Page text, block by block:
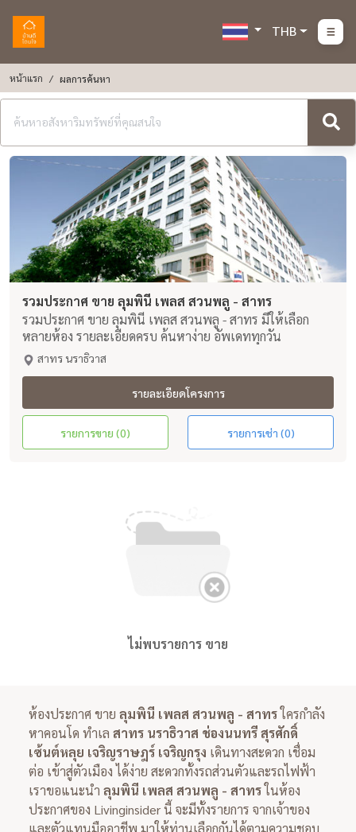
THB
หน้าแรก ผลการค้นหา
รวมประกาศ ขาย ลุมพินี เพลส สวนพลู - สาทร
รวมประกาศ ขาย ลุมพินี เพลส สวนพลู - สาทร มีให้เลือก
หลายห้อง รายละเอียดครบ ค้นหาง่าย อัพเดททุกวัน
สาทร นราธิวาส
รายละเอียดโครงการ
รายการขาย (0) รายการเช่า (0)
ไม่พบรายการ ขาย
ห้องประกาศ ขาย ลุมพินี เพลส สวนพลู - สาทรใครกำลัง
หาคอนโด ทำเล สาทร นราธิวาส ช่องนนทรี สุรศักดิ์
เซ้นต์หลุย เจริญราษฎร์ เจริญกรุง เดินทางสะดวก เชื่อม
ต่อ เข้าสู่ตัวเมือง ได้ง่าย สะดวกทั้งรถส่วนตัวและรถไฟฟ้า
เราขอแนะนำ ลุมพินี เพลส สวนพลู - สาทรในห้อง
ประกาศของ Livinginsider นี้ จะมีทั้งรายการ จากเจ้าของ